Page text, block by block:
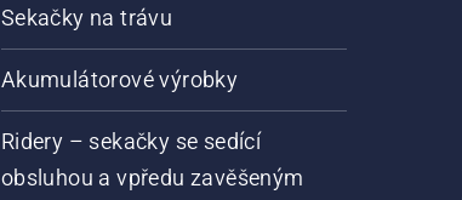
Sekačky na trávu
Akumulátorové výrobky
Ridery – sekačky se sedící
obsluhou a vpředu zavěšeným